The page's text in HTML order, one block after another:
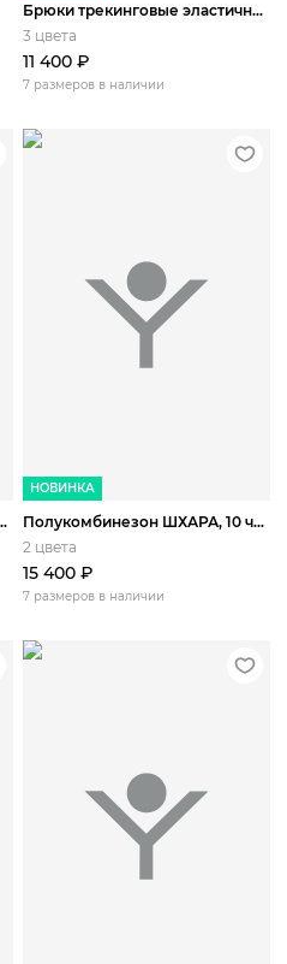
Брюки трекинговые эластичные легкие
3 цвета
11 400 ₽
7 размеров в наличии
10 черный
НОВИНКА
Полукомбинезон ШХАРА, 10 черный
2 цвета
15 400 ₽
7 размеров в наличии